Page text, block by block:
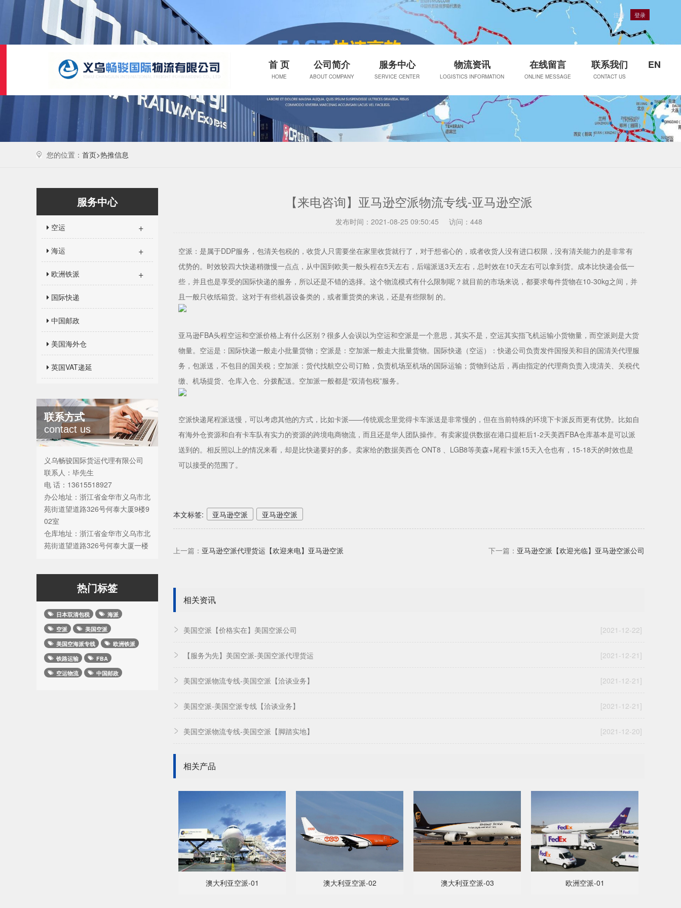
注册 登录
首 页
HOME
公司简介
ABOUT COMPANY
服务中心
SERVICE CENTER
物流资讯
LOGISTICS INFORMATION
在线留言
ONLINE MESSAGE
联系我们
CONTACT US
EN
您的位置： 首页>热推信息
服务中心
空运 +
海运 +
欧洲铁派 +
国际快递
中国邮政
美国海外仓
英国VAT递延
联系方式
contact us
义乌畅骏国际货运代理有限公司
联系人：毕先生
电 话：13615518927
办公地址：浙江省金华市义乌市北
苑街道望道路326号何泰大厦9楼9
02室
仓库地址：浙江省金华市义乌市北
苑街道望道路326号何泰大厦一楼
热门标签
日本双清包税
海派
空派
美国空派
美国空海派专线
欧洲铁派
铁路运输
FBA
空运物流
中国邮政
【来电咨询】亚马逊空派物流专线-亚马逊空派
发布时间：2021-08-25 09:50:45 访问：448
空派：是属于DDP服务，包清关包税的，收货人只需要坐在家里收货就行了，对于想省心的，或者收货人没有进口权限，没有清关能力的是非常有
优势的。时效较四大快递稍微慢一点点，从中国到欧美一般头程在5天左右，后端派送3天左右，总时效在10天左右可以拿到货。成本比快递会低一
些，并且也是享受的国际快递的服务，所以还是不错的选择。这个物流模式有什么限制呢？就目前的市场来说，都要求每件货物在10-30kg之间，并
且一般只收纸箱货。这对于有些机器设备类的，或者重货类的来说，还是有些限制 的。
亚马逊FBA头程空运和空派价格上有什么区别？很多人会误以为空运和空派是一个意思，其实不是，空运其实指飞机运输小货物量，而空派则是大货
物量。空运是：国际快递一般走小批量货物；空派是：空加派一般走大批量货物。国际快递（空运）：快递公司负责发件国报关和目的国清关代理服
务，包派送，不包目的国关税；空加派：货代找航空公司订舱，负责机场至机场的国际运输；货物到达后，再由指定的代理商负责入境清关、关税代
缴、机场提货、仓库入仓、分拨配送。空加派一般都是“双清包税”服务。
空派快递尾程派送慢，可以考虑其他的方式，比如卡派——传统观念里觉得卡车派送是非常慢的，但在当前特殊的环境下卡派反而更有优势。比如自
有海外仓资源和自有卡车队有实力的资源的跨境电商物流，而且还是华人团队操作。有卖家提供数据在港口提柜后1-2天美西FBA仓库基本是可以派
送到的。相反照以上的情况来看，却是比快递要好的多。卖家给的数据美西仓 ONT8 、LGB8等美森+尾程卡派15天入仓也有，15-18天的时效也是
可以接受的范围了。
本文标签: 亚马逊空派 亚马逊空派
上一篇： 亚马逊空派代理货运【欢迎来电】亚马逊空派 下一篇： 亚马逊空派【欢迎光临】亚马逊空派公司
相关资讯
[2021-12-22]
美国空派【价格实在】美国空派公司
[2021-12-21]
【服务为先】美国空派-美国空派代理货运
[2021-12-21]
美国空派物流专线-美国空派【洽谈业务】
[2021-12-21]
美国空派-美国空派专线【洽谈业务】
[2021-12-20]
美国空派物流专线-美国空派【脚踏实地】
相关产品
澳大利亚空派-01 澳大利亚空派-02 澳大利亚空派-03 欧洲空派-01